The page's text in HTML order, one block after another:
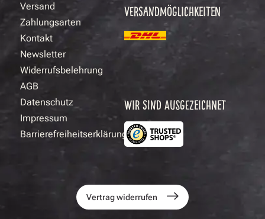
Versand
Zahlungsarten
Kontakt
Newsletter
Widerrufsbelehrung
AGB
Datenschutz
Impressum
Barrierefreiheitserklärung
VERSANDMÖGLICHKEITEN
WIR SIND AUSGEZEICHNET
Vertrag widerrufen